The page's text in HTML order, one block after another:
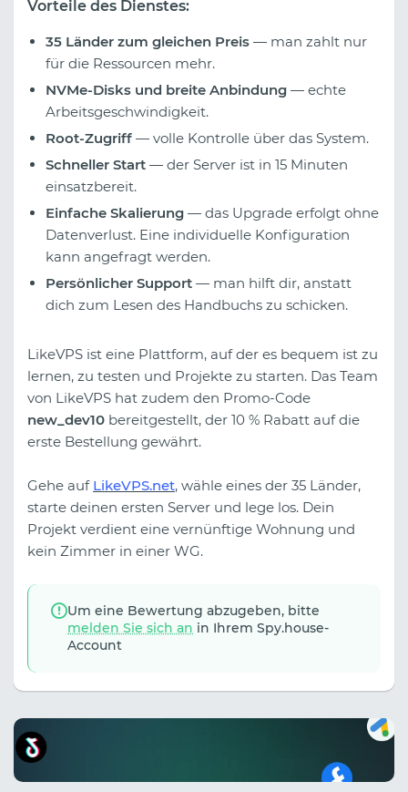
Vorteile des Dienstes:
35 Länder zum gleichen Preis — man zahlt nur
für die Ressourcen mehr.
NVMe-Disks und breite Anbindung — echte
Arbeitsgeschwindigkeit.
Root-Zugriff — volle Kontrolle über das System.
Schneller Start — der Server ist in 15 Minuten
einsatzbereit.
Einfache Skalierung — das Upgrade erfolgt ohne
Datenverlust. Eine individuelle Konfiguration
kann angefragt werden.
Persönlicher Support — man hilft dir, anstatt
dich zum Lesen des Handbuchs zu schicken.
LikeVPS ist eine Plattform, auf der es bequem ist zu
lernen, zu testen und Projekte zu starten. Das Team
von LikeVPS hat zudem den Promo-Code
new_dev10 bereitgestellt, der 10 % Rabatt auf die
erste Bestellung gewährt.
Gehe auf LikeVPS.net, wähle eines der 35 Länder,
starte deinen ersten Server und lege los. Dein
Projekt verdient eine vernünftige Wohnung und
kein Zimmer in einer WG.
Um eine Bewertung abzugeben, bitte
melden Sie sich an in Ihrem Spy.house-
Account